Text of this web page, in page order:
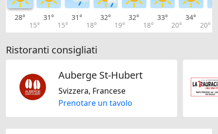
28°
15°
31°
15°
31°
18°
32°
19°
32°
18°
33°
20°
34°
20°
Ristoranti consigliati
Auberge St-Hubert
Svizzera, Francese
Prenotare un tavolo